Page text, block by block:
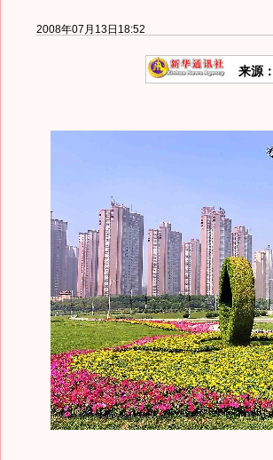
2008年07月13日18:52
来源